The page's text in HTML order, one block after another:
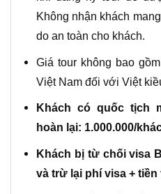
Không nhận khách
do an toàn cho khách.
Giá tour không bao
Việt Nam đối với Việt
Khách có quốc tịch
hoàn lại: 1.000.000/
Khách bị từ chối visa
và trừ lại phí visa + tiền